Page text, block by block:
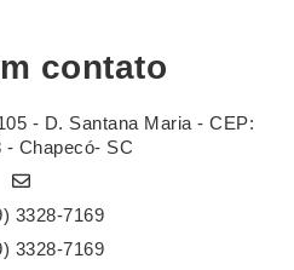
contato
- D. Santana Maria - CEP:
- Chapecó- SC
3328-7169
3328-7169